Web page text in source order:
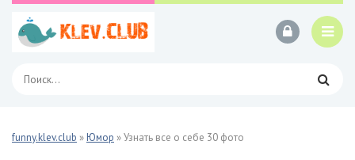
funny.klev.club »Юмор » Узнать все о себе 30 фото